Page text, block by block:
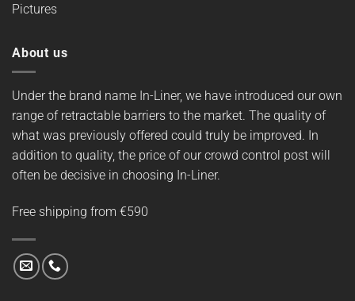
Pictures
About us
Under the brand name In-Liner, we have introduced our own
range of retractable barriers to the market. The quality of
what was previously offered could truly be improved. In
addition to quality, the price of our crowd control post will
often be decisive in choosing In-Liner.
Free shipping from €590